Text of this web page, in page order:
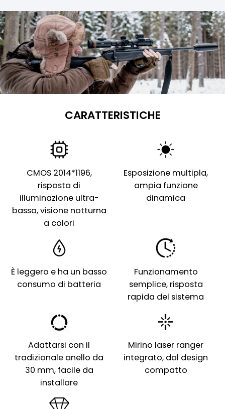
CARATTERISTICHE
CMOS 2014*1196,
risposta di
illuminazione ultra-
bassa, visione notturna
a colori
Esposizione multipla,
ampia funzione
dinamica
È leggero e ha un basso
consumo di batteria
Funzionamento
semplice, risposta
rapida del sistema
Adattarsi con il
tradizionale anello da
30 mm, facile da
installare
Mirino laser ranger
integrato, dal design
compatto